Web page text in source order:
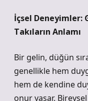
İçsel Deneyimler:
Takıların Anlamı
Bir gelin, düğün
genellikle hem
hem de kendine
onur yaşar.